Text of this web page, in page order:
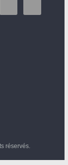
réservés.